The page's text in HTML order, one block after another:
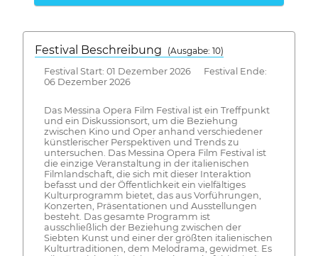
Festival Beschreibung
(Ausgabe: 10)
Festival Start: 01 Dezember 2026 Festival Ende:
06 Dezember 2026
Das Messina Opera Film Festival ist ein Treffpunkt
und ein Diskussionsort, um die Beziehung
zwischen Kino und Oper anhand verschiedener
künstlerischer Perspektiven und Trends zu
untersuchen. Das Messina Opera Film Festival ist
die einzige Veranstaltung in der italienischen
Filmlandschaft, die sich mit dieser Interaktion
befasst und der Öffentlichkeit ein vielfältiges
Kulturprogramm bietet, das aus Vorführungen,
Konzerten, Präsentationen und Ausstellungen
besteht. Das gesamte Programm ist
ausschließlich der Beziehung zwischen der
Siebten Kunst und einer der größten italienischen
Kulturtraditionen, dem Melodrama, gewidmet. Es